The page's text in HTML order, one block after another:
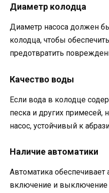
Диаметр колодца
Диаметр насоса должен
колодца, чтобы
предотвратить
Качество воды
Если вода в колодце
песка и других примесей,
насос, устойчивый к
Наличие автоматики
Автоматика обеспечивает
включение и выключение